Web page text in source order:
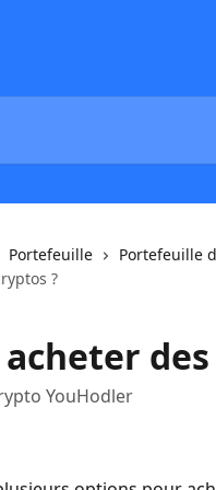
Portefeuille
Portefeuille
?
YouHodler